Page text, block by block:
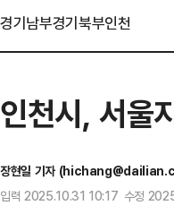
경기남부경기북부인천
인천시, 서울
장현일 기자
입력 2025.10.31 10:17 수정